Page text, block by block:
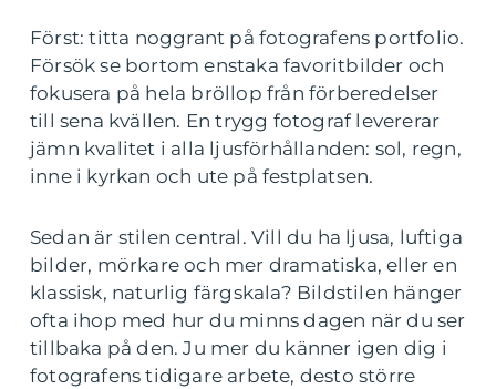
Först: titta noggrant på fotografens portfolio.
Försök se bortom enstaka favoritbilder och
fokusera på hela bröllop från förberedelser
till sena kvällen. En trygg fotograf levererar
jämn kvalitet i alla ljusförhållanden: sol, regn,
inne i kyrkan och ute på festplatsen.
Sedan är stilen central. Vill du ha ljusa, luftiga
bilder, mörkare och mer dramatiska, eller en
klassisk, naturlig färgskala? Bildstilen hänger
ofta ihop med hur du minns dagen när du ser
tillbaka på den. Ju mer du känner igen dig i
fotografens tidigare arbete, desto större